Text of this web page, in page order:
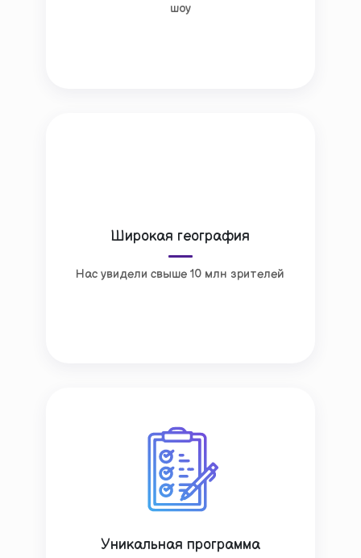
шоу
Широкая география
Нас увидели свыше 10 млн зрителей
Уникальная программа